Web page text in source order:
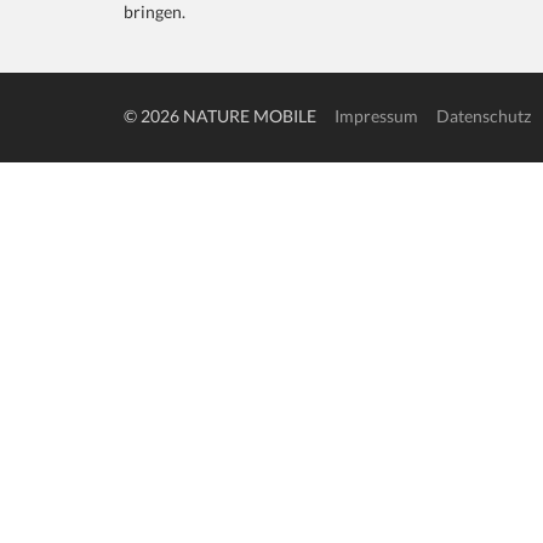
bringen.
© 2026 NATURE MOBILE Impressum Datenschutz